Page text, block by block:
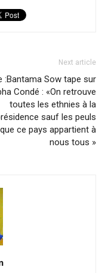
Next article
:Bantama Sow tape sur
Condé : «On retrouve
toutes les ethnies à la
sauf les peuls
ce pays appartient à
nous tous »